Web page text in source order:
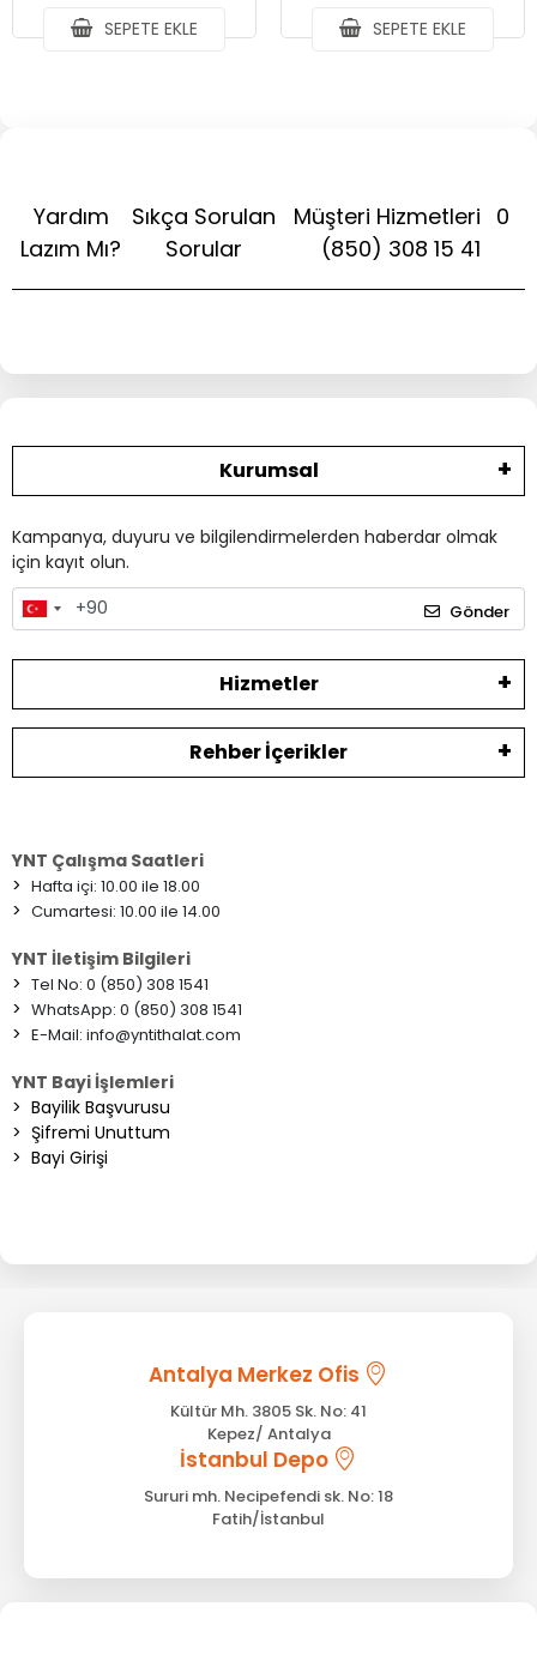
SEPETE EKLE SEPETE EKLE
Yardım
Lazım Mı?
Sıkça Sorulan
Sorular
Müşteri Hizmetleri 0
(850) 308 15 41
Kurumsal
Kampanya, duyuru ve bilgilendirmelerden haberdar olmak
için kayıt olun.
Gönder
Hizmetler
Rehber İçerikler
YNT Çalışma Saatleri
> Hafta içi: 10.00 ile 18.00
> Cumartesi: 10.00 ile 14.00
YNT İletişim Bilgileri
> Tel No: 0 (850) 308 1541
> WhatsApp: 0 (850) 308 1541
> E-Mail: info@yntithalat.com
YNT Bayi İşlemleri
> Bayilik Başvurusu
> Şifremi Unuttum
> Bayi Girişi
Antalya Merkez Ofis
Kültür Mh. 3805 Sk. No: 41
Kepez/ Antalya
İstanbul Depo
Sururi mh. Necipefendi sk. No: 18
Fatih/İstanbul